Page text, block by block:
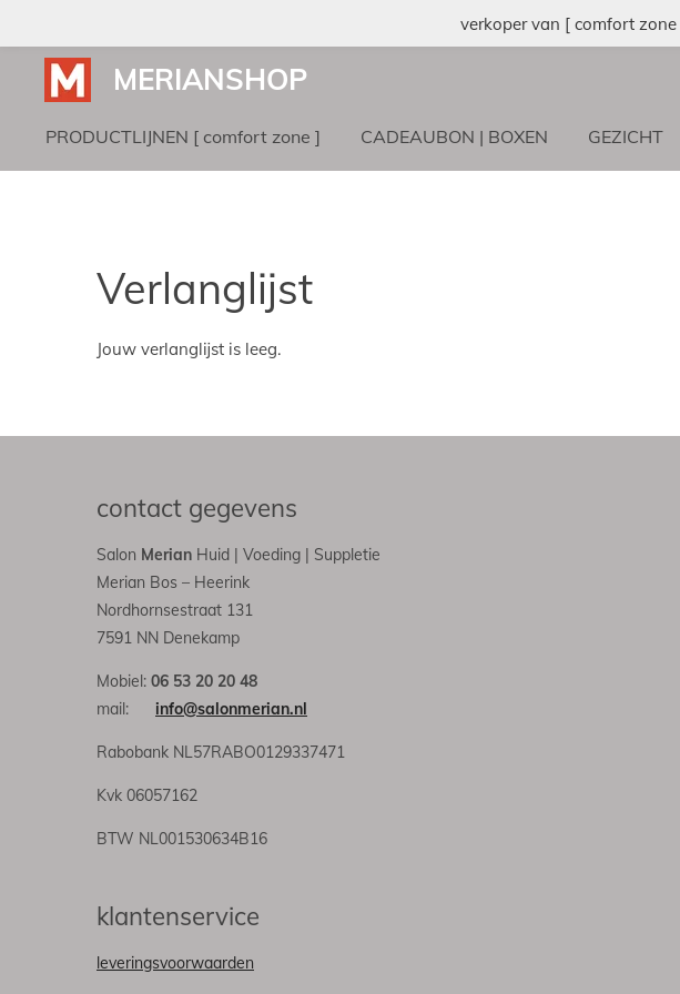
direct
hoofdinhoud
verkoper van [ comfort
MERIANSHOP
PRODUCTLIJNEN [ comfort zone ] CADEAUBON | BOXEN GEZICHT
Verlanglijst
Jouw verlanglijst is leeg.
contact gegevens
Salon Merian Huid | Voeding | Suppletie
Merian Bos – Heerink
Nordhornsestraat 131
7591 NN Denekamp
Mobiel: 06 53 20 20 48
mail: info@salonmerian.nl
Rabobank NL57RABO0129337471
Kvk 06057162
BTW NL001530634B16
klantenservice
leveringsvoorwaarden